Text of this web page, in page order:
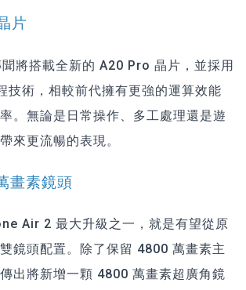
片
將搭載全新的 A20 Pro 晶片，並採用
技術，相較前代擁有更強的運算效能
。無論是日常操作、多工處理還是遊
來更流暢的表現。
畫素鏡頭
Air 2 最大升級之一，就是有望從原
鏡頭配置。除了保留 4800 萬畫素主
出將新增一顆 4800 萬畫素超廣角鏡